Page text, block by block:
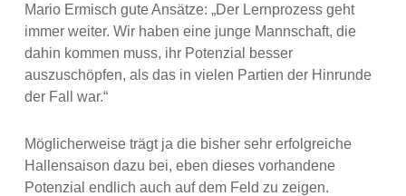
Mario Ermisch gute Ansätze: „Der Lernprozess geht
immer weiter. Wir haben eine junge Mannschaft, die
dahin kommen muss, ihr Potenzial besser
auszuschöpfen, als das in vielen Partien der Hinrunde
der Fall war.“
Möglicherweise trägt ja die bisher sehr erfolgreiche
Hallensaison dazu bei, eben dieses vorhandene
Potenzial endlich auch auf dem Feld zu zeigen.